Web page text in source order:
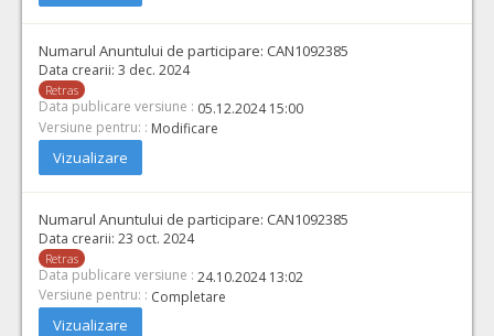
Numarul Anuntului de participare: CAN1092385
Data crearii: 3 dec. 2024
Retras
Data publicare versiune : 05.12.2024 15:00
Versiune pentru: : Modificare
Vizualizare
Numarul Anuntului de participare: CAN1092385
Data crearii: 23 oct. 2024
Retras
Data publicare versiune : 24.10.2024 13:02
Versiune pentru: : Completare
Vizualizare